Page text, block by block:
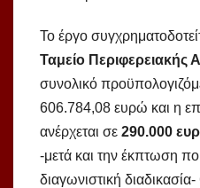
Το έργο
Ταμείο Περιφερειακής
συνολικό
606.784,08 ευρώ και η
ανέρχεται σε 290.000
-μετά και την έκπτωση
διαγωνιστική